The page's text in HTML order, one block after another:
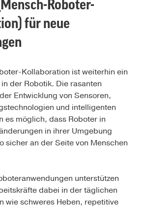
Roboter-
für neue
Kollaboration ist weiterhin ein
der Robotik. Die rasanten
Entwicklung von Sensoren,
und intelligenten
es möglich, dass Roboter in
in ihrer Umgebung
sicher an der Seite von Menschen
unterstützen
dabei in der täglichen
wie schweres Heben, repetitive